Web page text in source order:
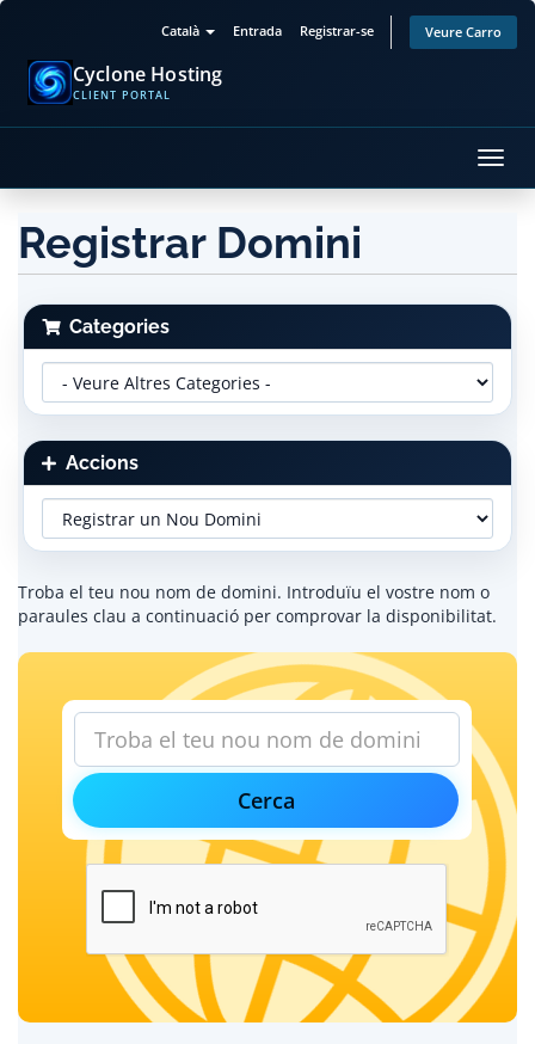
Català Entrada Registrar-se Veure Carro
Cyclone Hosting
CLIENT PORTAL
la
Registrar Domini
Categories
Accions
Troba el teu nou nom de domini. Introduïu el vostre nom o
paraules clau a continuació per comprovar la disponibilitat.
Cerca